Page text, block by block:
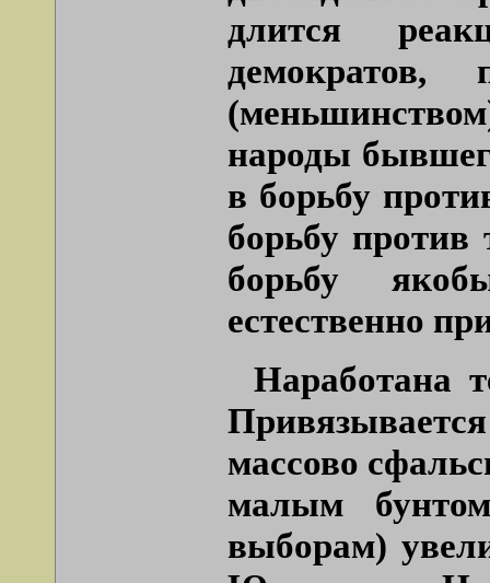
длится
народы
в борьбу
борьбу
борьбу
естественно
Наработана
массово
малым
выборам)